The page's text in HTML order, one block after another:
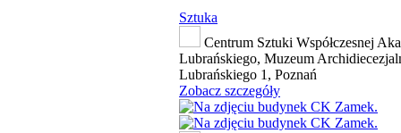
Sztuka
Centrum Sztuki Współczesnej
Lubrańskiego, Muzeum
Lubrańskiego 1, Poznań
Zobacz szczegóły